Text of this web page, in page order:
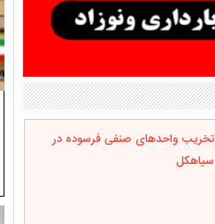
تخریب واحدهای صنفی فرسوده در
سیاهکل